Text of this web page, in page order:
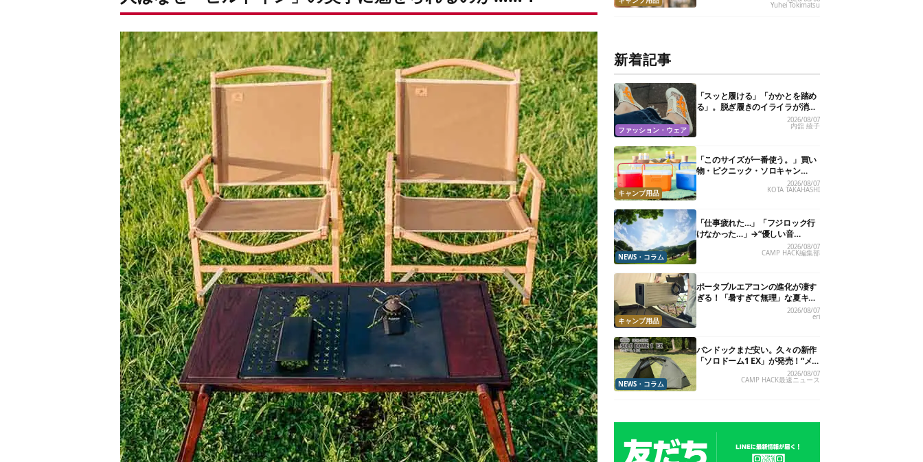
Yuhei Tokimatsu
新着記事
ファッション・ウェア
「スッと履ける」「かかとを踏め
る」。脱ぎ履きのイライラが消え
る快適“スニーカーサンダル”6選
2026/08/07
内舘 綾子
キャンプ用品
「このサイズが一番使う。」買い
物・ピクニック・ソロキャン
に“ちょうどいい”小型クーラーボ
ックス13選
2026/08/07
KOTA TAKAHASHI
NEWS・コラム
「仕事疲れた…」「フジロック行
けなかった…」→“優しい音
楽”と“大きな自然”で治癒。まだ間
に合います。
2026/08/07
CAMP HACK編集部
キャンプ用品
ポータブルエアコンの進化が凄す
ぎる！「暑すぎて無理」な夏キャ
ンプを激変させる最新5選2026/08/07
eri
NEWS・コラム
バンドックまだ安い。久々の新作
「ソロドーム1 EX」が発売！“メ
ッシュインナー”だけでも使える
よ【防災も◎】
2026/08/07
CAMP HACK最速ニュース